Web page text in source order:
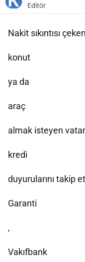
Editör
Nakit sıkıntısı
konut
ya da
araç
almak isteyen
kredi
duyurularını takip
Garanti
,
Vakıfbank